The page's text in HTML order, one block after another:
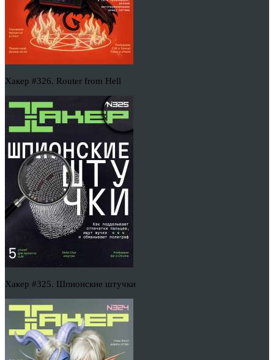
Хакер #326. Router from Hell
Хакер #325. Шпионские штучки